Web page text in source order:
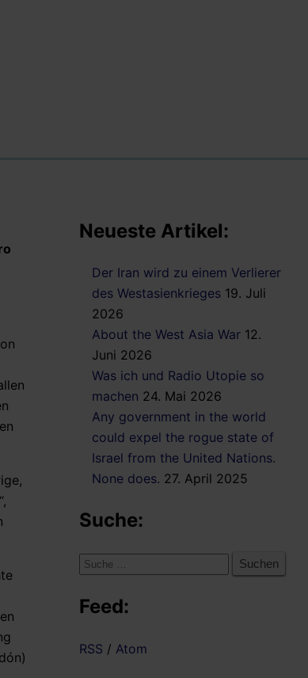
Neueste Artikel:
Der Iran wird zu einem Verlierer
des Westasienkrieges 19. Juli
2026
About the West Asia War 12.
Juni 2026
Was ich und Radio Utopie so
machen 24. Mai 2026
Any government in the world
could expel the rogue state of
Israel from the United Nations.
None does. 27. April 2025
Suche:
Suche
Feed:
RSS / Atom